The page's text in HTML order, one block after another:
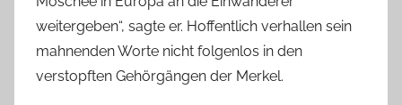
weitergeben“, sagte er. Hoffentlich verhallen sein
mahnenden Worte nicht folgenlos in den
verstopften Gehörgängen der Merkel.